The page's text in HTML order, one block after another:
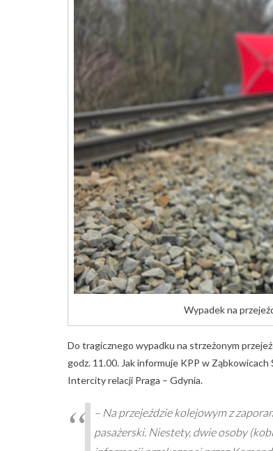
Wypadek na
Do tragicznego wypadku na strzeżonym
godz. 11.00. Jak informuje KPP w
Intercity relacji Praga – Gdynia.
– Na przejeździe kolejowym z
pasażerski. Niestety, dwie osoby